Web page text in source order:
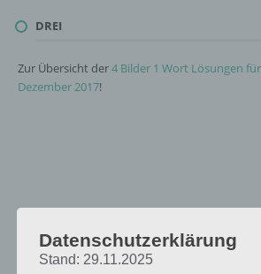
DREI
Zur Übersicht der4 Bilder 1 Wort Lösungen
Dezember 2017!
Datenschutzerklärung
Stand: 29.11.2025